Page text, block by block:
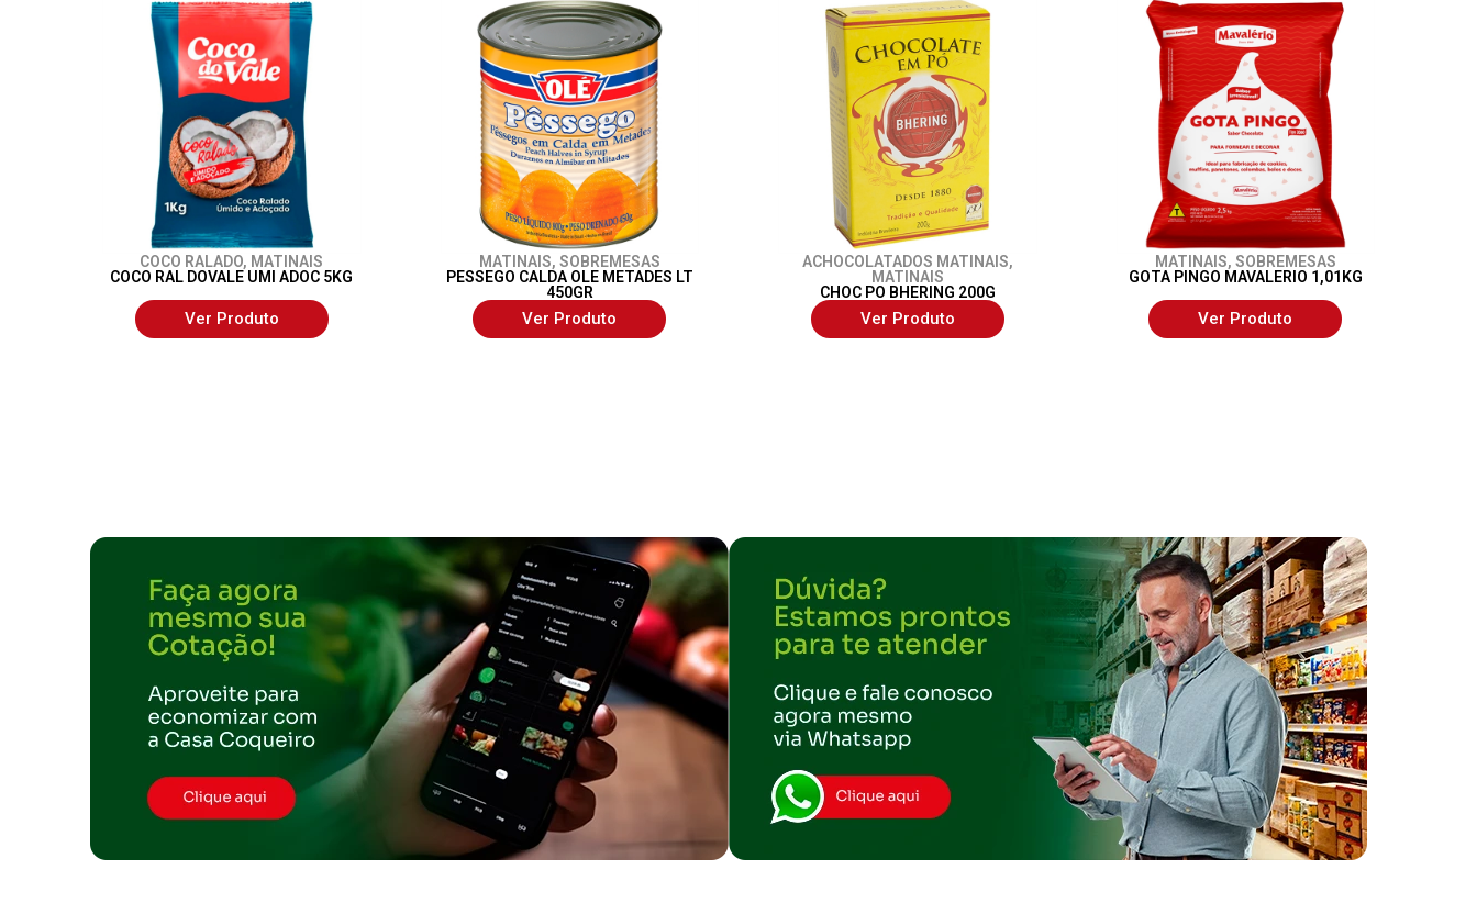
COCO RALADO, MATINAIS
COCO RAL DOVALE UMI ADOC 5KG
Ver Produto
MATINAIS, SOBREMESAS
PESSEGO CALDA OLE METADES LT
450GR
Ver Produto
ACHOCOLATADOS MATINAIS,
MATINAIS
CHOC PO BHERING 200G
Ver Produto
MATINAIS, SOBREMESAS
GOTA PINGO MAVALERIO 1,01KG
Ver Produto